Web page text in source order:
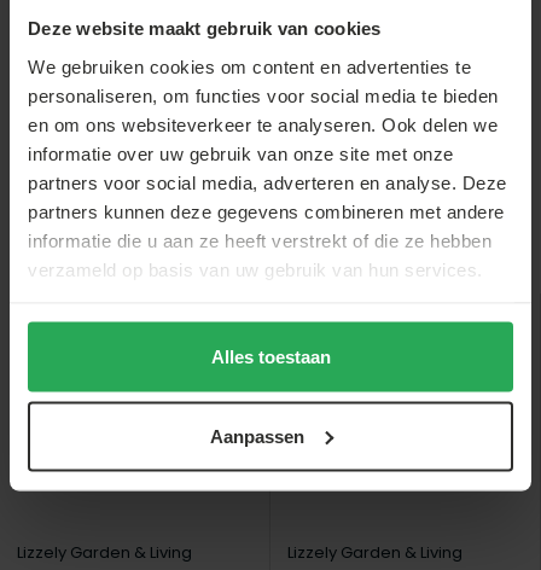
Deze website maakt gebruik van cookies
We gebruiken cookies om content en advertenties te
personaliseren, om functies voor social media te bieden
en om ons websiteverkeer te analyseren. Ook delen we
informatie over uw gebruik van onze site met onze
partners voor social media, adverteren en analyse. Deze
partners kunnen deze gegevens combineren met andere
informatie die u aan ze heeft verstrekt of die ze hebben
verzameld op basis van uw gebruik van hun services.
Alles toestaan
Aanpassen
€2,-
€33,-
€8,-
Anderen bekeken ook
Lizzely Garden & Living Lizzely Garden & Living